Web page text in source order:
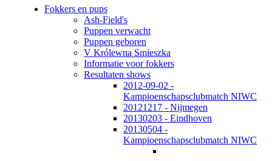
Fokkers en pups
Ash-Field's
Puppen verwacht
Puppen geboren
V Królewna Smieszka
Informatie voor fokkers
Resultaten shows
2012-09-02 -
Kampioenschapsclubmatch NIWC
20121217 - Nijmegen
20130203 - Eindhoven
20130504 -
Kampioenschapsclubmatch NIWC